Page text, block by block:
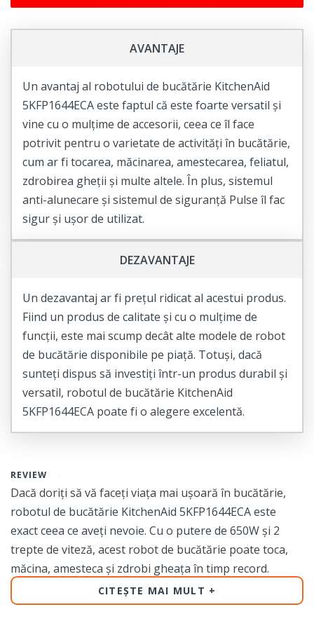
AVANTAJE
Un avantaj al robotului de bucătărie KitchenAid
5KFP1644ECA este faptul că este foarte versatil și
vine cu o mulțime de accesorii, ceea ce îl face
potrivit pentru o varietate de activități în bucătărie,
cum ar fi tocarea, măcinarea, amestecarea, feliatul,
zdrobirea gheții și multe altele. În plus, sistemul
anti-alunecare și sistemul de siguranță Pulse îl fac
sigur și ușor de utilizat.
DEZAVANTAJE
Un dezavantaj ar fi prețul ridicat al acestui produs.
Fiind un produs de calitate și cu o mulțime de
funcții, este mai scump decât alte modele de robot
de bucătărie disponibile pe piață. Totuși, dacă
sunteți dispus să investiți într-un produs durabil și
versatil, robotul de bucătărie KitchenAid
5KFP1644ECA poate fi o alegere excelentă.
REVIEW
Dacă doriți să vă faceți viața mai ușoară în bucătărie,
robotul de bucătărie KitchenAid 5KFP1644ECA este
exact ceea ce aveți nevoie. Cu o putere de 650W și 2
trepte de viteză, acest robot de bucătărie poate toca,
măcina, amesteca și zdrobi gheața în timp record.
Cu accesorii multiple, puteți face mult mai mult decât
CITEȘTE MAI MULT